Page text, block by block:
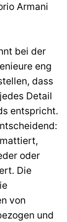
Armani
bei der
eng
dass
Detail
entspricht.
oder
Die
von
und